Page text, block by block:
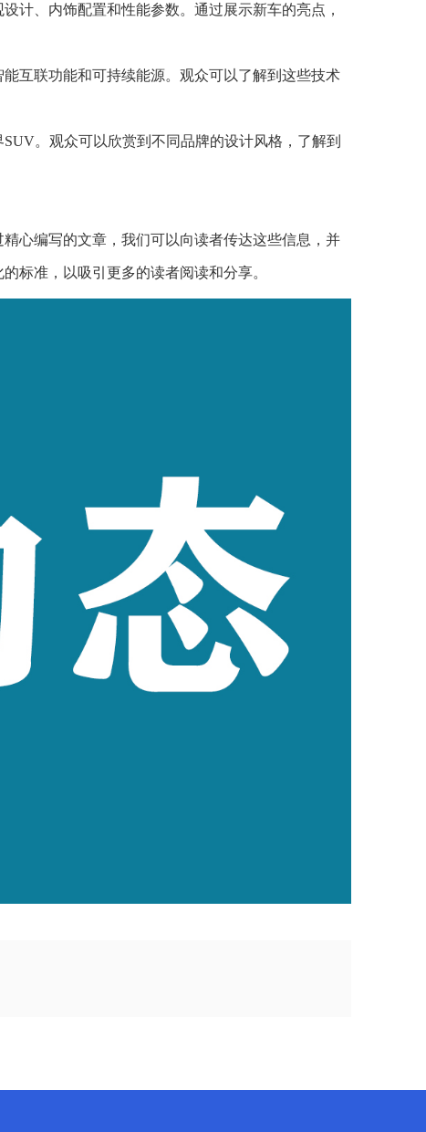
计、内饰配置和性能参数。通过展示新车的亮点，
互联功能和可持续能源。观众可以了解到这些技术
。观众可以欣赏到不同品牌的设计风格，了解到
心编写的文章，我们可以向读者传达这些信息，并
标准，以吸引更多的读者阅读和分享。